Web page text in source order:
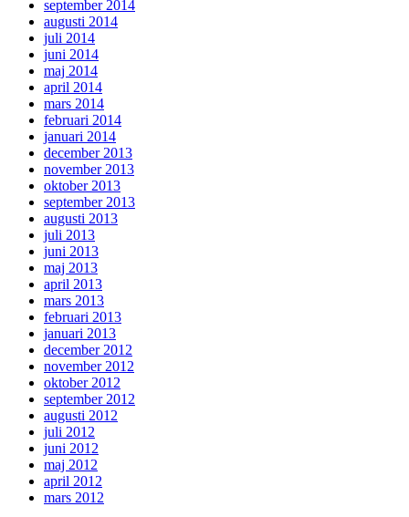
september 2014
augusti 2014
juli 2014
juni 2014
maj 2014
april 2014
mars 2014
februari 2014
januari 2014
december 2013
november 2013
oktober 2013
september 2013
augusti 2013
juli 2013
juni 2013
maj 2013
april 2013
mars 2013
februari 2013
januari 2013
december 2012
november 2012
oktober 2012
september 2012
augusti 2012
juli 2012
juni 2012
maj 2012
april 2012
mars 2012